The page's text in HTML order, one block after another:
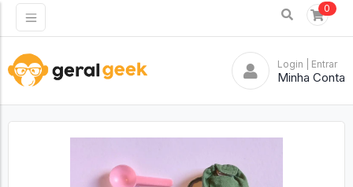
0
Login | Entrar
Minha Conta